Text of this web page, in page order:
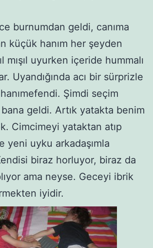
burnumdan geldi, canıma
küçük hanım her şeyden
mışıl uyurken içeride hummalı
Uyandığında acı bir sürprizle
Şimdi seçim
bana geldi. Artık yatakta benim
Cimcimeyi yataktan atıp
yeni uyku arkadaşımla
biraz horluyor, biraz da
ama neyse. Geceyi ibrik
iyidir.